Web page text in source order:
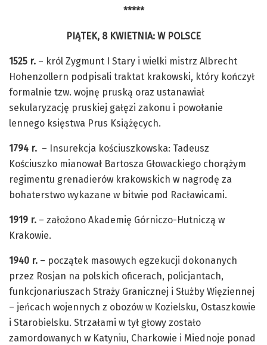
*****
PIĄTEK, 8 KWIETNIA: W POLSCE
1525 r. – król Zygmunt I Stary i wielki mistrz Albrecht
Hohenzollern podpisali traktat krakowski, który kończył
formalnie tzw. wojnę pruską oraz ustanawiał
sekularyzację pruskiej gałęzi zakonu i powołanie
lennego księstwa Prus Książęcych.
1794 r. – Insurekcja kościuszkowska: Tadeusz
Kościuszko mianował Bartosza Głowackiego chorążym
regimentu grenadierów krakowskich w nagrodę za
bohaterstwo wykazane w bitwie pod Racławicami.
1919 r. – założono Akademię Górniczo-Hutniczą w
Krakowie.
1940 r. – początek masowych egzekucji dokonanych
przez Rosjan na polskich oficerach, policjantach,
funkcjonariuszach Straży Granicznej i Służby Więziennej
– jeńcach wojennych z obozów w Kozielsku, Ostaszkowie
i Starobielsku. Strzałami w tył głowy zostało
zamordowanych w Katyniu, Charkowie i Miednoje ponad